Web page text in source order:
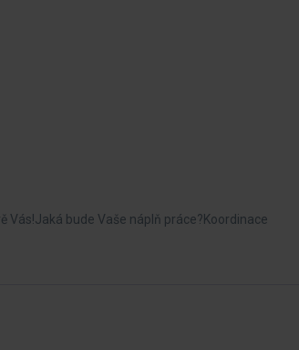
Vás!Jaká bude Vaše náplň práce?Koordinace